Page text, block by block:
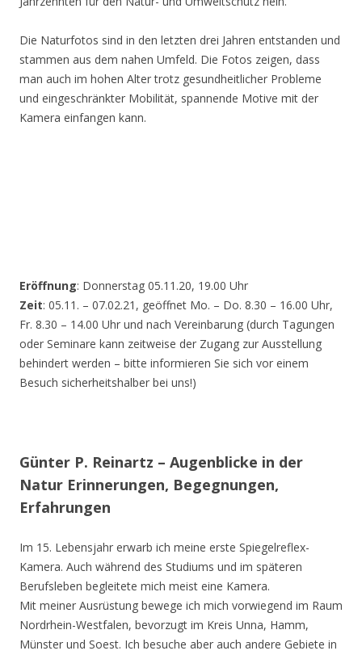
Die Naturfotos sind in den letzten drei Jahren entstanden und
stammen aus dem nahen Umfeld. Die Fotos zeigen, dass
man auch im hohen Alter trotz gesundheitlicher Probleme
und eingeschränkter Mobilität, spannende Motive mit der
Kamera einfangen kann.
Eröffnung: Donnerstag 05.11.20, 19.00 Uhr
Zeit: 05.11. – 07.02.21, geöffnet Mo. – Do. 8.30 – 16.00 Uhr,
Fr. 8.30 – 14.00 Uhr und nach Vereinbarung (durch Tagungen
oder Seminare kann zeitweise der Zugang zur Ausstellung
behindert werden – bitte informieren Sie sich vor einem
Besuch sicherheitshalber bei uns!)
Günter P. Reinartz – Augenblicke in der
Natur Erinnerungen, Begegnungen,
Erfahrungen
Im 15. Lebensjahr erwarb ich meine erste Spiegelreflex-
Kamera. Auch während des Studiums und im späteren
Berufsleben begleitete mich meist eine Kamera.
Mit meiner Ausrüstung bewege ich mich vorwiegend im Raum
Nordrhein-Westfalen, bevorzugt im Kreis Unna, Hamm,
Münster und Soest. Ich besuche aber auch andere Gebiete in